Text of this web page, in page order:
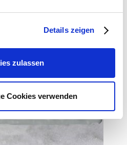
Details zeigen
zulassen
Cookies verwenden